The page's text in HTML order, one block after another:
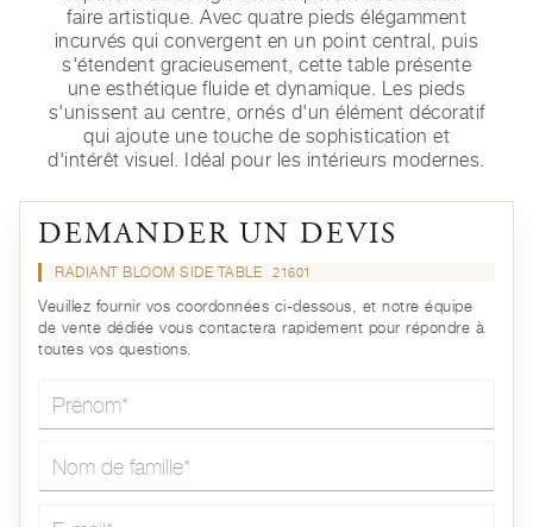
faire artistique. Avec quatre pieds élégamment
incurvés qui convergent en un point central, puis
s'étendent gracieusement, cette table présente
une esthétique fluide et dynamique. Les pieds
s'unissent au centre, ornés d'un élément décoratif
qui ajoute une touche de sophistication et
d'intérêt visuel. Idéal pour les intérieurs modernes.
DEMANDER UN DEVIS
RADIANT BLOOM SIDE TABLE 21601
Veuillez fournir vos coordonnées ci-dessous, et notre équipe
de vente dédiée vous contactera rapidement pour répondre à
toutes vos questions.